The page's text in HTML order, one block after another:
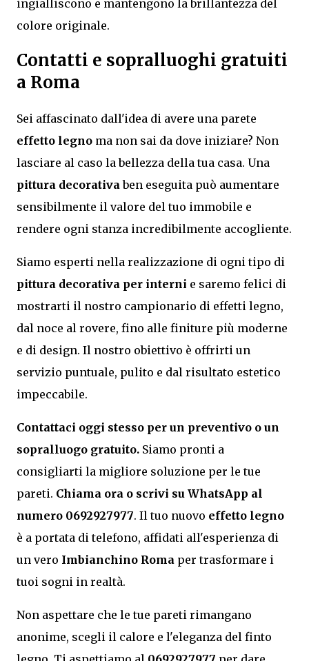
ingialliscono e mantengono la brillantezza del
colore originale.
Contatti e sopralluoghi gratuiti
a Roma
Sei affascinato dall'idea di avere una parete
effetto legno ma non sai da dove iniziare? Non
lasciare al caso la bellezza della tua casa. Una
pittura decorativaben eseguita può aumentare
sensibilmente il valore del tuo immobile e
rendere ogni stanza incredibilmente accogliente.
Siamo esperti nella realizzazione di ogni tipo di
pittura decorativa per interni e saremo felici di
mostrarti il nostro campionario di effetti legno,
dal noce al rovere, fino alle finiture più moderne
e di design. Il nostro obiettivo è offrirti un
servizio puntuale, pulito e dal risultato estetico
impeccabile.
Contattaci oggi stesso per un preventivo o un
sopralluogo gratuito. Siamo pronti a
consigliarti la migliore soluzione per le tue
pareti. Chiama ora o scrivi su WhatsApp al
numero 0692927977. Il tuo nuovo effetto legno
è a portata di telefono, affidati all'esperienza di
un vero Imbianchino Roma per trasformare i
tuoi sogni in realtà.
Non aspettare che le tue pareti rimangano
anonime, scegli il calore e l'eleganza del finto